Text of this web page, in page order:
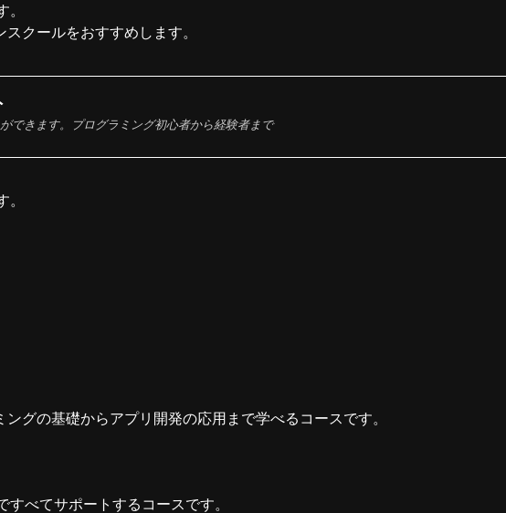
。
スクールをおすすめします。
できます。プログラミング初心者から経験者まで
。
グの基礎からアプリ開発の応用まで学べるコースです。
べてサポートするコースです。